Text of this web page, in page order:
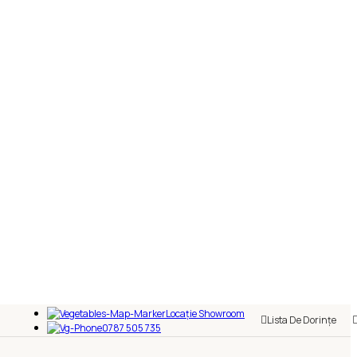
Locație Showroom
0787 505 735
Lista De Dorințe